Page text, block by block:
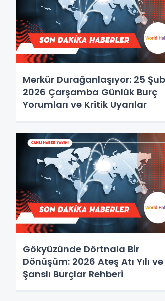
Merkür Durağanlaşıyor: 25
2026 Çarşamba Günlük Burç
Yorumları ve Kritik Uyarılar
Gökyüzünde Dörtnala Bir
Dönüşüm: 2026 Ateş Atı Yılı ve
Şanslı Burçlar Rehberi